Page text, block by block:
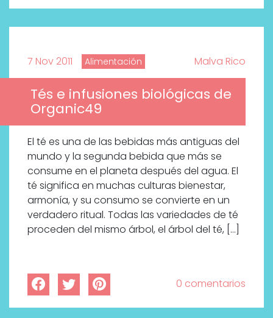
7 Nov 2011 Alimentación Malva Rico
Tés e infusiones biológicas de
Organic49
El té es una de las bebidas más antiguas del
mundo y la segunda bebida que más se
consume en el planeta después del agua. El
té significa en muchas culturas bienestar,
armonía, y su consumo se convierte en un
verdadero ritual. Todas las variedades de té
proceden del mismo árbol, el árbol del té, […]
0 comentarios